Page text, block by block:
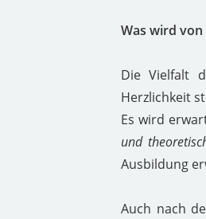
Was wird
Die Vielfalt
Herzlichkeit
Es wird
und
Ausbildung
Auch nach